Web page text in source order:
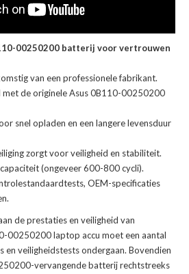
00250200 batterij voor vertrouwen
van een professionele fabrikant.
met deoriginele Asus 0B110-00250200
snel opladen en een langere levensduur
zorgt voor veiligheid en stabiliteit.
(ongeveer 600-800 cycli).
OEM-specificaties
de prestaties en veiligheid van
00250200 laptop accu moet een aantal
en veiligheidstests ondergaan. Bovendien
vervangende batterijrechtstreeks